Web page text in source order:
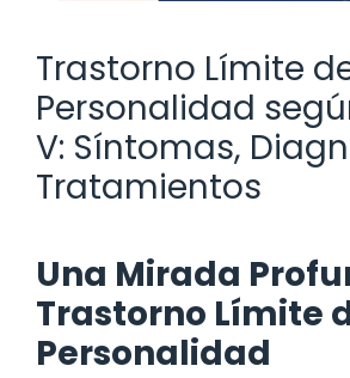
Trastorno Límite
Personalidad
V: Síntomas,
Tratamientos
Una Mirada
Trastorno Límite
Personalidad